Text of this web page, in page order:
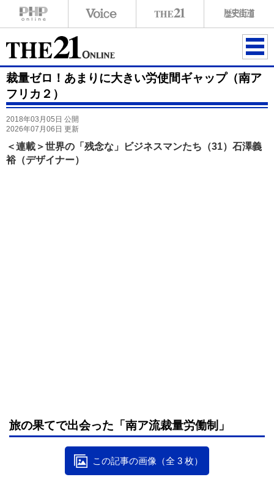
ME
NU
裁量ゼロ！あまりに大きい労使間ギャップ（南ア
フリカ２）
2018年03月05日 公開
2026年07月06日 更新
＜連載＞世界の「残念な」ビジネスマンたち（31）石澤義
裕（デザイナー）
旅の果てで出会った「南ア流裁量労働制」
この記事の画像（全 3 枚）